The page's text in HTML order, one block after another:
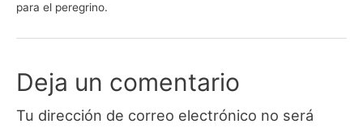
para el peregrino.
Deja un comentario
Tu dirección de correo electrónico no será